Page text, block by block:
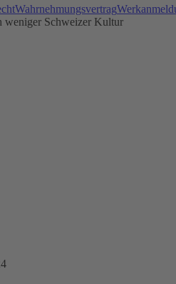
Wahrnehmungsvertrag